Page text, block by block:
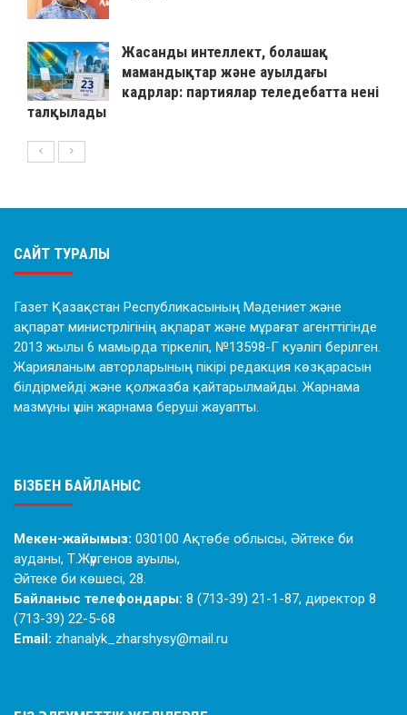
Жасанды интеллект, болашақ
мамандықтар және ауылдағы
кадрлар: партиялар теледебатта нені
талқылады
САЙТ ТУРАЛЫ
Газет Қазақстан Республикасының Мәдениет және
ақпарат министрлігінің ақпарат және мұрағат агенттігінде
2013 жылы 6 мамырда тіркеліп, №13598-Г куәлігі берілген.
Жарияланым авторларының пікірі редакция көзқарасын
білдірмейді және қолжазба қайтарылмайды. Жарнама
мазмұны үшін жарнама беруші жауапты.
БІЗБЕН БАЙЛАНЫС
Мекен-жайымыз: 030100 Ақтөбе облысы, Әйтеке би
ауданы, Т.Жүргенов ауылы,
Әйтеке би көшесі, 28.
Байланыс телефондары: 8 (713-39) 21-1-87, директор 8
(713-39) 22-5-68
Email: zhanalyk_zharshysy@mail.ru